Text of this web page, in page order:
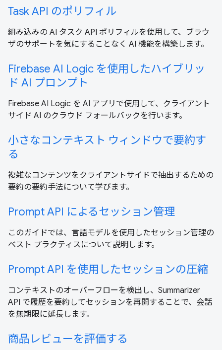
Task API のポリフィル
組み込みの AI タスク API ポリフィルを使用して、ブラウ
ザのサポートを気にすることなく AI 機能を構築します。
Firebase AI Logic を使用したハイブリッ
ド AI プロンプト
Firebase AI Logic を AI アプリで使用して、クライアント
サイド AI のクラウド フォールバックを行います。
小さなコンテキスト ウィンドウで要約す
る
複雑なコンテンツをクライアントサイドで抽出するための
要約の要約手法について学びます。
Prompt API によるセッション管理
このガイドでは、言語モデルを使用したセッション管理の
ベスト プラクティスについて説明します。
Prompt API を使用したセッションの圧縮
コンテキストのオーバーフローを検出し、Summarizer
API で履歴を要約してセッションを再開することで、会話
を無期限に延長します。
商品レビューを評価する